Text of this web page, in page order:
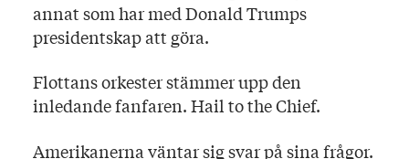
annat som har med Donald Trumps
presidentskap att göra.
Flottans orkester stämmer upp den
inledande fanfaren. Hail to the Chief.
Amerikanerna väntar sig svar på sina frågor.